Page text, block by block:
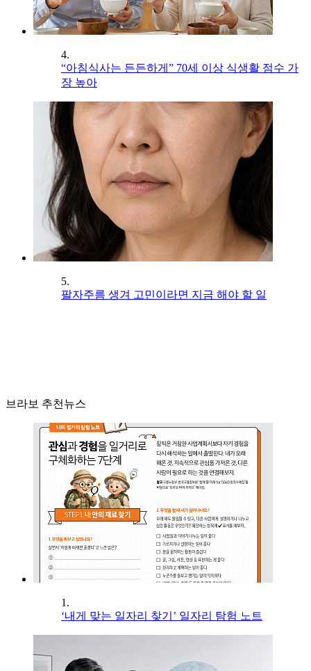
4.
“아침식사는 든든하게” 70세 이상 식생활 점수 가
장 높아
5.
팔자주름 생겨 고민이라면 지금 해야 할 일
브라보 추천뉴스
1.
‘내게 맞는 일자리 찾기’ 일자리 탐험 노트